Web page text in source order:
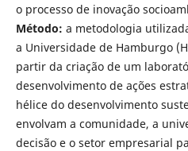
o processo de inovação
Método: a metodologia
a Universidade de Hamburgo
partir da criação de um
desenvolvimento de ações
hélice do desenvolvimento
envolvam a comunidade, a
decisão e o setor empresarial